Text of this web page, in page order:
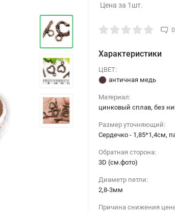
Цена за 1шт.
Характеристики
ЦВЕТ:
античная медь
Материал:
цинковый сплав, без
Размер уточняющий:
Сердечко - 1,85*1,4см,
Обратная сторона:
3D (см.фото)
Диаметр петли:
2,8-3мм
Причина снижения